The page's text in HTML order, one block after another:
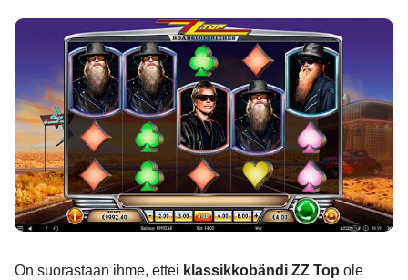
On suorastaan ihme, ettei klassikkobändi ZZ Top ole